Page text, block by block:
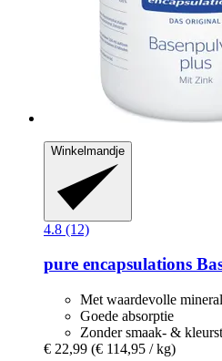
Winkelmandje
4.8 (12)
pure encapsulations
Met waardevolle
Goede absorptie
Zonder smaak- &
€ 22,99 (€ 114,95 / kg)